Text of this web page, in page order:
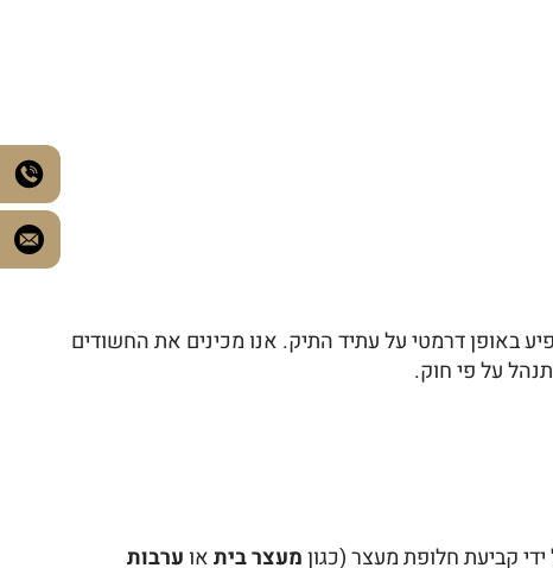
באופן דרמטי על עתיד התיק. אנו מכינים את החשודים
על פי חוק.
קביעת חלופת מעצר (כגוןמעצר ביתאוערבות